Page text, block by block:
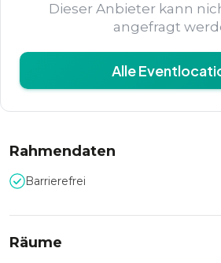
Dieser Anbieter kann
angefragt
Alle
Rahmendaten
Barrierefrei
Räume